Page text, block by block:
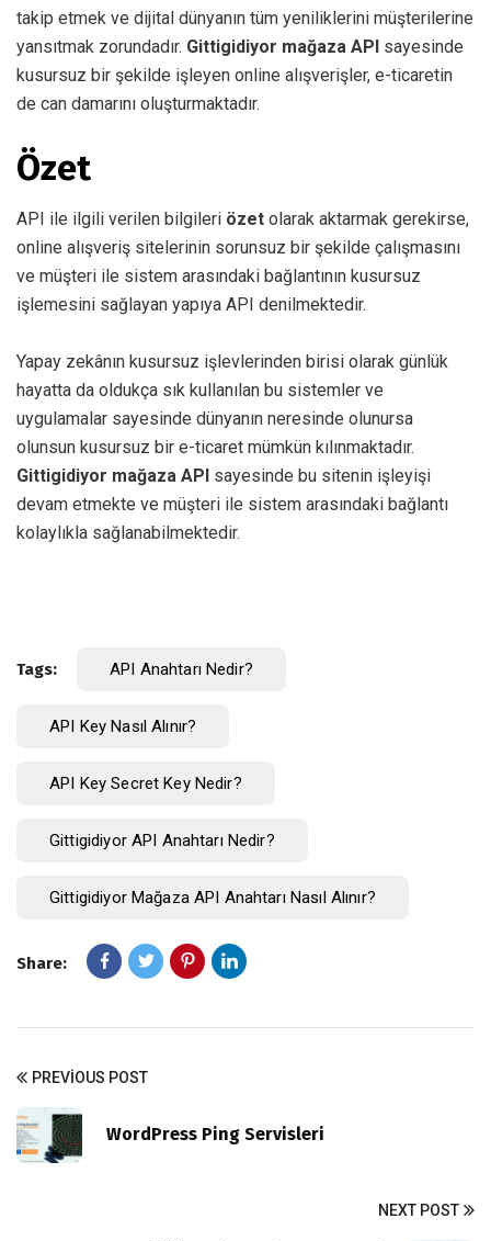
takip etmek ve dijital dünyanın tüm yeniliklerini müşterilerine
yansıtmak zorundadır. Gittigidiyor mağaza API sayesinde
kusursuz bir şekilde işleyen online alışverişler, e-ticaretin
de can damarını oluşturmaktadır.
Özet
API ile ilgili verilen bilgileri özet olarak aktarmak gerekirse,
online alışveriş sitelerinin sorunsuz bir şekilde çalışmasını
ve müşteri ile sistem arasındaki bağlantının kusursuz
işlemesini sağlayan yapıya API denilmektedir.
Yapay zekânın kusursuz işlevlerinden birisi olarak günlük
hayatta da oldukça sık kullanılan bu sistemler ve
uygulamalar sayesinde dünyanın neresinde olunursa
olunsun kusursuz bir e-ticaret mümkün kılınmaktadır.
Gittigidiyor mağaza API sayesinde bu sitenin işleyişi
devam etmekte ve müşteri ile sistem arasındaki bağlantı
kolaylıkla sağlanabilmektedir.
Tags: API Anahtarı Nedir?
API Key Nasıl Alınır?
API Key Secret Key Nedir?
Gittigidiyor API Anahtarı Nedir?
Gittigidiyor Mağaza API Anahtarı Nasıl Alınır?
Share:
PREVIOUS POST
WordPress Ping Servisleri
NEXT POST